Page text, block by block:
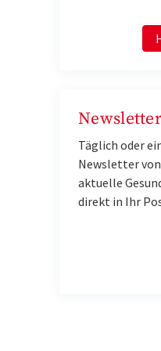
Newsletter
Täglich oder
Newsletter
aktuelle
direkt in Ihr